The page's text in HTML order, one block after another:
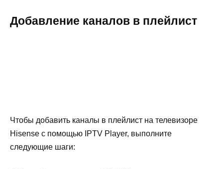
Добавление каналов в плейлист
Чтобы добавить каналы в плейлист на телевизоре
Hisense с помощью IPTV Player, выполните
следующие шаги: